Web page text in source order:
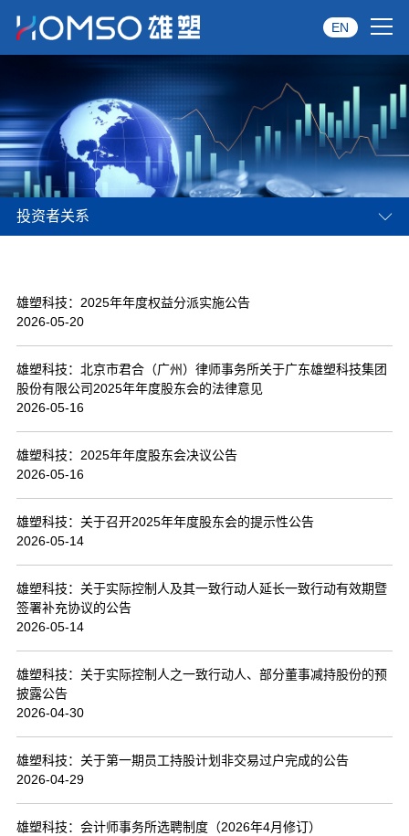
关于雄塑
产品中心
品牌服务
资讯中心
经典案例
联系我们
EN
投资者关系
雄塑科技：2025年年度权益分派实施公告
2026-05-20
雄塑科技：北京市君合（广州）律师事务所关于广东雄塑科技集团
股份有限公司2025年年度股东会的法律意见
2026-05-16
雄塑科技：2025年年度股东会决议公告
2026-05-16
雄塑科技：关于召开2025年年度股东会的提示性公告
2026-05-14
雄塑科技：关于实际控制人及其一致行动人延长一致行动有效期暨
签署补充协议的公告
2026-05-14
雄塑科技：关于实际控制人之一致行动人、部分董事减持股份的预
披露公告
2026-04-30
雄塑科技：关于第一期员工持股计划非交易过户完成的公告
2026-04-29
雄塑科技：会计师事务所选聘制度（2026年4月修订）